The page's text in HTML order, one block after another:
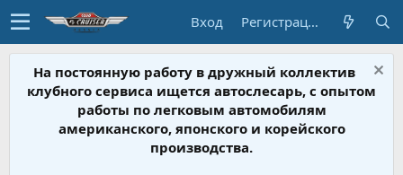
Вход Регистрация
На постоянную работу в дружный коллектив
клубного сервиса ищется автослесарь, с опытом
работы по легковым автомобилям
американского, японского и корейского
производства.